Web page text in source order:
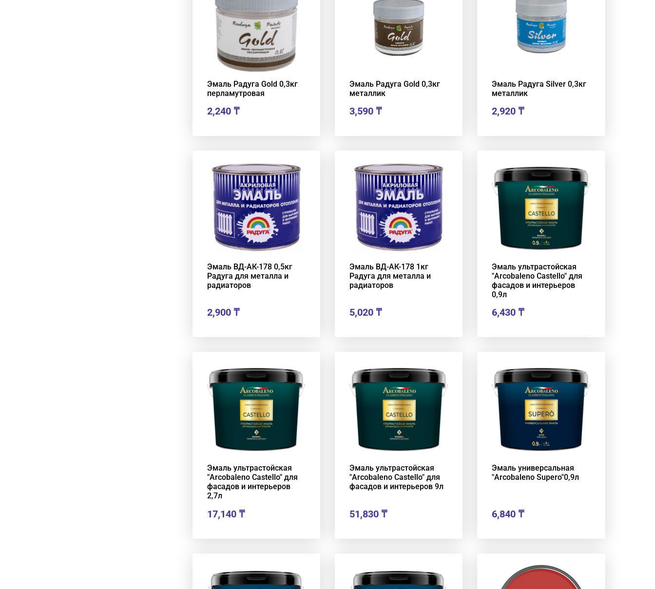
Эмаль Радуга Gold 0,3кг
перламутровая
2,240₸
Эмаль Радуга Gold 0,3кг
металлик
3,590₸
Эмаль Радуга Silver 0,3кг
металлик
2,920 ₸
Эмаль ВД-АК-178 0,5кг
Радуга для металла и
радиаторов
2,900₸
Эмаль ВД-АК-178 1кг
Радуга для металла и
радиаторов
5,020₸
Эмаль ультрастойская
"Arcobaleno Castello" для
фасадов и интерьеров
0,9л
6,430 ₸
Эмаль ультрастойская
"Arcobaleno Castello" для
фасадов и интерьеров
2,7л
17,140₸
Эмаль ультрастойская
"Arcobaleno Castello" для
фасадов и интерьеров 9л
51,830₸
Эмаль универсальная
"Arcobaleno Supero"0,9л
6,840 ₸